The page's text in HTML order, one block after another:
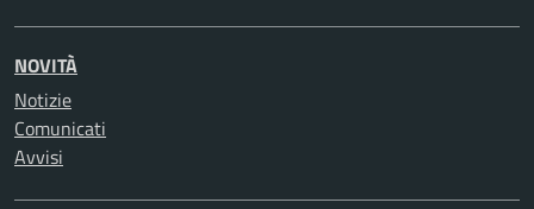
NOVITÀ
Notizie
Comunicati
Avvisi